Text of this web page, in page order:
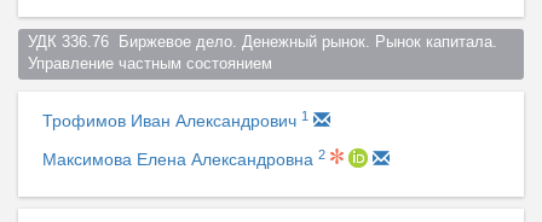
УДК 336.76  Биржевое дело. Денежный рынок. Рынок капитала.
Управление частным состоянием
Трофимов Иван Александрович 1
Максимова Елена Александровна 2